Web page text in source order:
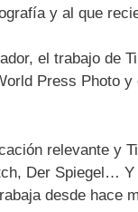
y al que
el trabajo de
Press Photo
relevante y
Der Spiegel…
desde hace